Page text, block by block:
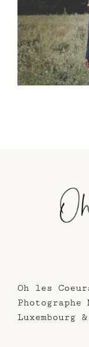
Oh les
Luxembourg